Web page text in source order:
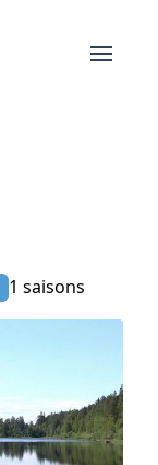
Open
1 saisons